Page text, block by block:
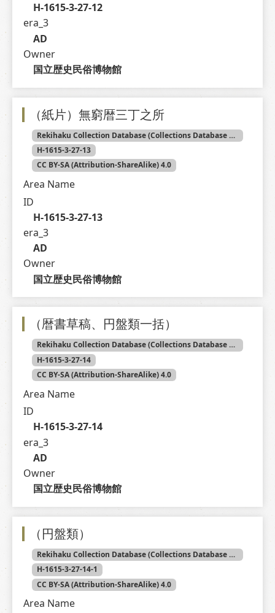
H-1615-3-27-12
era_3
AD
Owner
国立歴史民俗博物館
（紙片）無窮暦三丁之所
Rekihaku Collection Database (Collections Database of the National Museum of Japanese History)
H-1615-3-27-13
CC BY-SA (Attribution-ShareAlike) 4.0
Area Name
ID
H-1615-3-27-13
era_3
AD
Owner
国立歴史民俗博物館
（暦書草稿、円盤類一括）
Rekihaku Collection Database (Collections Database of the National Museum of Japanese History)
H-1615-3-27-14
CC BY-SA (Attribution-ShareAlike) 4.0
Area Name
ID
H-1615-3-27-14
era_3
AD
Owner
国立歴史民俗博物館
（円盤類）
Rekihaku Collection Database (Collections Database of the National Museum of Japanese History)
H-1615-3-27-14-1
CC BY-SA (Attribution-ShareAlike) 4.0
Area Name